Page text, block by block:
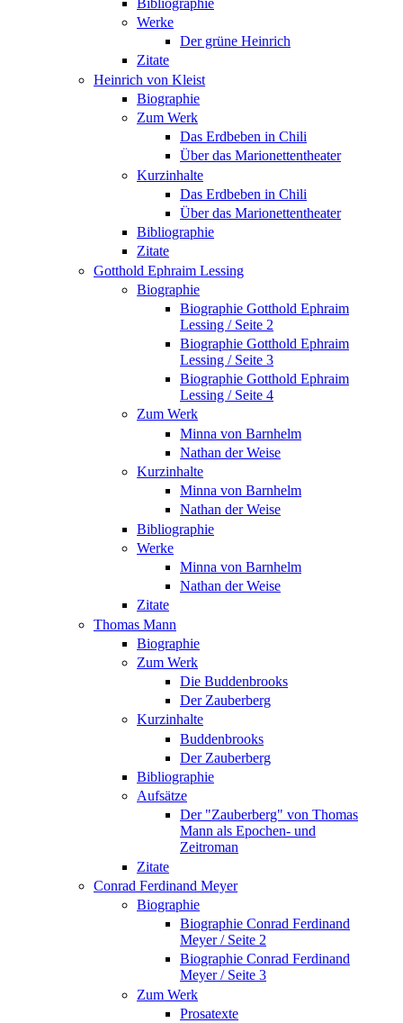
Werke
Der grüne Heinrich
Zitate
Heinrich von Kleist
Biographie
Zum Werk
Das Erdbeben in Chili
Über das Marionettentheater
Kurzinhalte
Das Erdbeben in Chili
Über das Marionettentheater
Bibliographie
Zitate
Gotthold Ephraim Lessing
Biographie
Biographie Gotthold Ephraim
Lessing / Seite 2
Biographie Gotthold Ephraim
Lessing / Seite 3
Biographie Gotthold Ephraim
Lessing / Seite 4
Zum Werk
Minna von Barnhelm
Nathan der Weise
Kurzinhalte
Minna von Barnhelm
Nathan der Weise
Bibliographie
Werke
Minna von Barnhelm
Nathan der Weise
Zitate
Thomas Mann
Biographie
Zum Werk
Die Buddenbrooks
Der Zauberberg
Kurzinhalte
Buddenbrooks
Der Zauberberg
Bibliographie
Aufsätze
Der "Zauberberg" von Thomas
Mann als Epochen- und
Zeitroman
Zitate
Conrad Ferdinand Meyer
Biographie
Biographie Conrad Ferdinand
Meyer / Seite 2
Biographie Conrad Ferdinand
Meyer / Seite 3
Zum Werk
Prosatexte